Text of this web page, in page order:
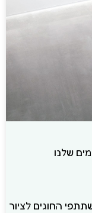
החוגים לציור